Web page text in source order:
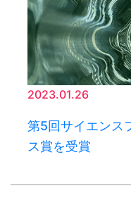
2023.01.26
第5回サイエンス
ス賞を受賞